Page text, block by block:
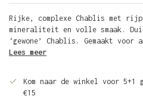
Rijke, complexe Chablis met
mineraliteit en volle smaak.
‘gewone’ Chablis. Gemaakt voor
Lees meer
Kom naar de winkel voor
€15